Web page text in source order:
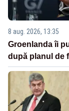
8 aug. 2026, 13:35
Groenlanda îi
după planul de